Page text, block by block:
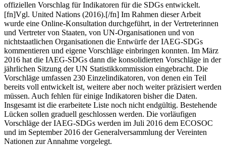
offiziellen Vorschlag für Indikatoren für die SDGs entwickelt.
[fn]Vgl. United Nations (2016).[/fn] Im Rahmen dieser Arbeit
wurde eine Online-Konsultation durchgeführt, in der Vertreterinnen
und Vertreter von Staaten, von UN-Organisationen und von
nichtstaatlichen Organisationen die Entwürfe der IAEG-SDGs
kommentieren und eigene Vorschläge einbringen konnten. Im März
2016 hat die IAEG-SDGs dann die konsolidierten Vorschläge in der
jährlichen Sitzung der UN Statistikkommission eingebracht. Die
Vorschläge umfassen 230 Einzelindikatoren, von denen ein Teil
bereits voll entwickelt ist, weitere aber noch weiter präzisiert werden
müssen. Auch fehlen für einige Indikatoren bisher die Daten.
Insgesamt ist die erarbeitete Liste noch nicht endgültig. Bestehende
Lücken sollen graduell geschlossen werden. Die vorläufigen
Vorschläge der IAEG-SDGs werden im Juli 2016 dem ECOSOC
und im September 2016 der Generalversammlung der Vereinten
Nationen zur Annahme vorgelegt.